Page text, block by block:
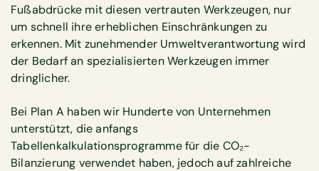
Fußabdrücke mit diesen vertrauten Werkzeugen, nur
um schnell ihre erheblichen Einschränkungen zu
erkennen. Mit zunehmender Umweltverantwortung wird
der Bedarf an spezialisierten Werkzeugen immer
dringlicher.
Bei Plan A haben wir Hunderte von Unternehmen
unterstützt, die anfangs
Tabellenkalkulationsprogramme für die CO₂-
Bilanzierung verwendet haben, jedoch auf zahlreiche